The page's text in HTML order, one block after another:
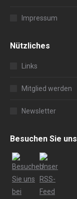
Impressum
Nützliches
Links
Mitglied werden
Newsletter
Besuchen Sie uns